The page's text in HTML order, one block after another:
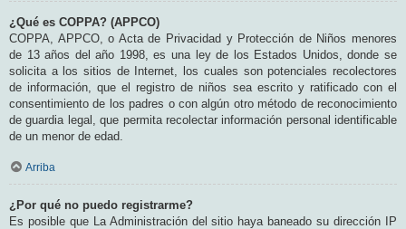
¿Qué es COPPA? (APPCO)
COPPA, APPCO, o Acta de Privacidad y Protección de Niños menores
de 13 años del año 1998, es una ley de los Estados Unidos, donde se
solicita a los sitios de Internet, los cuales son potenciales recolectores
de información, que el registro de niños sea escrito y ratificado con el
consentimiento de los padres o con algún otro método de reconocimiento
de guardia legal, que permita recolectar información personal identificable
de un menor de edad.
Arriba
¿Por qué no puedo registrarme?
Es posible que La Administración del sitio haya baneado su dirección IP